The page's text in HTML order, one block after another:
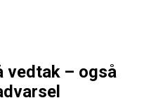
vedtak – også